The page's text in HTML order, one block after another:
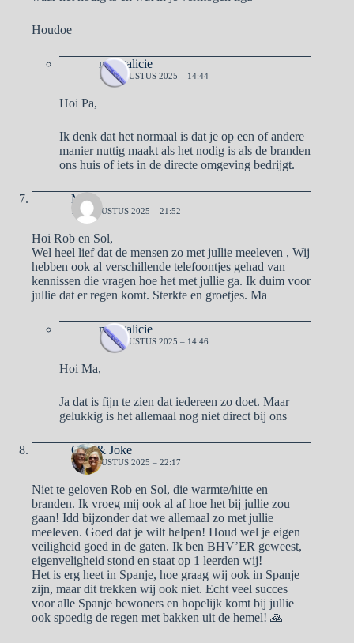
Houdoe
naargalicie
18 AUGUSTUS 2025 – 14:44
Hoi Pa,
Ik denk dat het normaal is dat je op een of andere
manier nuttig maakt als het nodig is als de branden
ons huis of iets in de directe omgeving bedrijgt.
Ma
17 AUGUSTUS 2025 – 21:52
Hoi Rob en Sol,
Wel heel lief dat de mensen zo met jullie meeleven , Wij
hebben ook al verschillende telefoontjes gehad van
kennissen die vragen hoe het met jullie ga. Ik duim voor
jullie dat er regen komt. Sterkte en groetjes. Ma
naargalicie
18 AUGUSTUS 2025 – 14:46
Hoi Ma,
Ja dat is fijn te zien dat iedereen zo doet. Maar
gelukkig is het allemaal nog niet direct bij ons
Otto & Joke
17 AUGUSTUS 2025 – 22:17
Niet te geloven Rob en Sol, die warmte/hitte en
branden. Ik vroeg mij ook al af hoe het bij jullie zou
gaan! Idd bijzonder dat we allemaal zo met jullie
meeleven. Goed dat je wilt helpen! Houd wel je eigen
veiligheid goed in de gaten. Ik ben BHV’ER geweest,
eigenveligheid stond en staat op 1 leerden wij!
Het is erg heet in Spanje, hoe graag wij ook in Spanje
zijn, maar dit trekken wij ook niet. Echt veel succes
voor alle Spanje bewoners en hopelijk komt bij jullie
ook spoedig de regen met bakken uit de hemel! 🙏